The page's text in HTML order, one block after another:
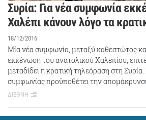
Συρία: Για νέα συμφωνία
Χαλέπι κάνουν λόγο τα
18/12/2016
Μία νέα συμφωνία, μεταξύ καθεστώτος
εκκένωση του ανατολικού Χαλεπίου,
μεταδίδει η κρατική τηλεόραση στη
συμφωνίας προϋποθέτει την
ΔΙΕΘΝΗ